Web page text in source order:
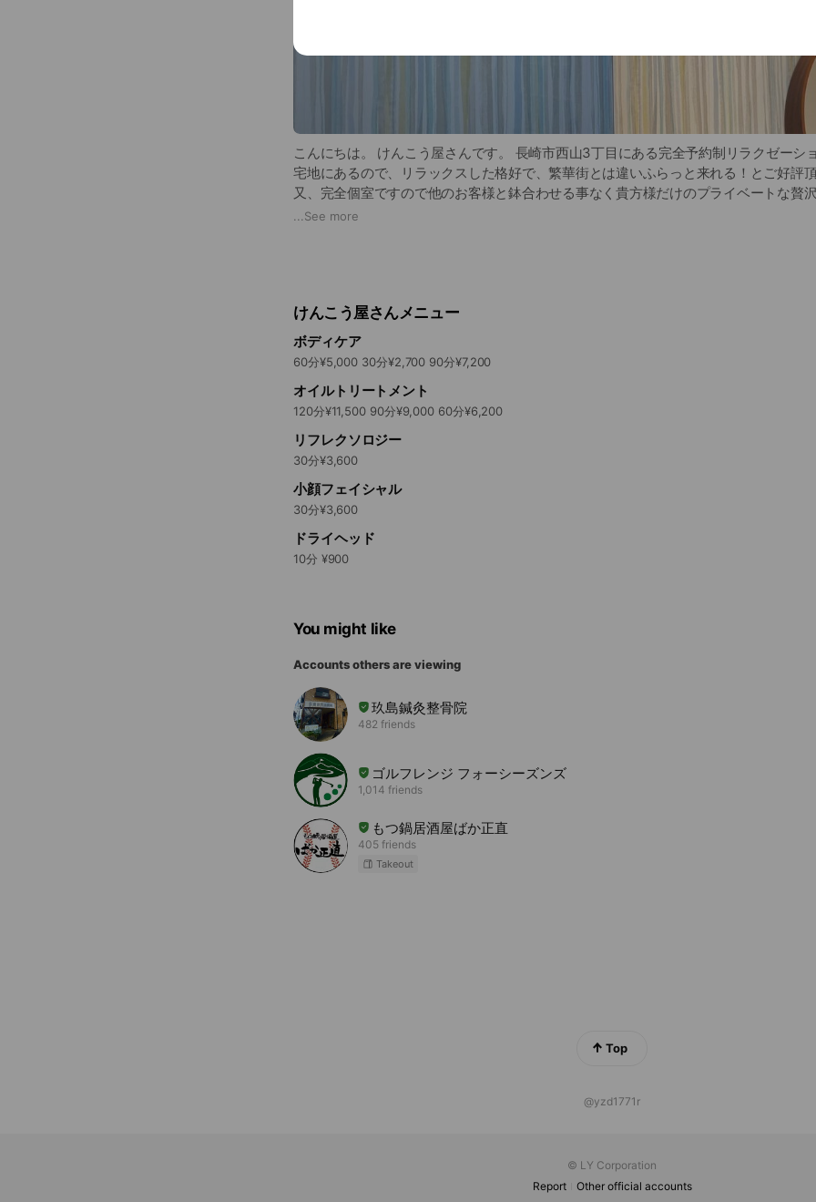
こんにちは。 けんこう屋さんです。 長崎市西山3丁目にある完全予約制リラクゼーシ
宅地にあるので、リラックスした格好で、繁華街とは違いふらっと来れる！とご好評頂
又、完全個室ですので他のお客様と鉢合わせる事なく貴方様だけのプライベートな贅
下さい。 コースもボディケア、リフレクソロジー、オイルトリートメント、小顔フェ
...See more
けんこう屋さんメニュー
ボディケア
60分¥5,000 30分¥2,700 90分¥7,200
オイルトリートメント
120分¥11,500 90分¥9,000 60分¥6,200
リフレクソロジー
30分¥3,600
小顔フェイシャル
30分¥3,600
ドライヘッド
10分 ¥900
You might like
Accounts others are viewing
玖島鍼灸整骨院
482 friends
ゴルフレンジ フォーシーズンズ
1,014 friends
もつ鍋居酒屋ばか正直
405 friends
Takeout
Top
@yzd1771r
© LY Corporation
Report
Other official accounts